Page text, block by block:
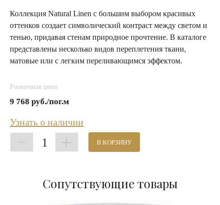
Коллекция Natural Linen с большим выбором красивых
оттенков создает символический контраст между светом и
тенью, придавая стенам природное прочтение. В каталоге
представлены несколько видов переплетения ткани,
матовые или с легким переливающимся эффектом.
Розничная цена:
9 768 руб./пог.м
Узнать о наличии
1 В КОРЗИНУ
Сопутствующие товары